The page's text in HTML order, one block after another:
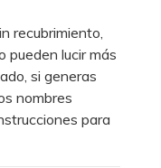
recubrimiento,
pueden lucir más
si generas
nombres
para